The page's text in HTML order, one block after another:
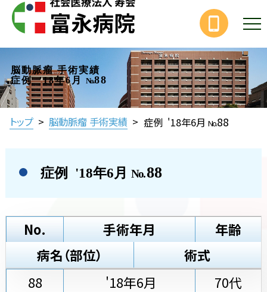
脳動脈瘤 手術実績
症例 '18年6月
No.88
トップ > 脳動脈瘤 手術実績 > 症例 '18年6月 No.88
症例 '18年6月 No.88
No. 手術年月
年齢
病名（部位）
術式
88
'18年6月
70代